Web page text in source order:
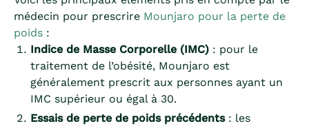
médecin pour prescrire Mounjaro pour la perte de
poids :
Indice de Masse Corporelle (IMC) : pour le
traitement de l’obésité, Mounjaro est
généralement prescrit aux personnes ayant un
IMC supérieur ou égal à 30.
Essais de perte de poids précédents: les